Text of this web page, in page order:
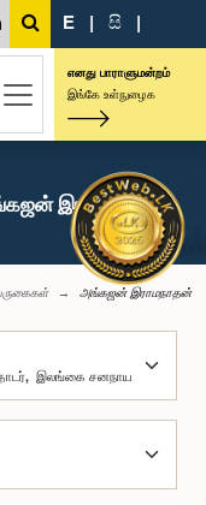
E | සි |
எனது பாராளுமன்றம்
இங்கே உள்நுழைக
இராமநாதன்,
அங்கஜன் இராமநாதன்